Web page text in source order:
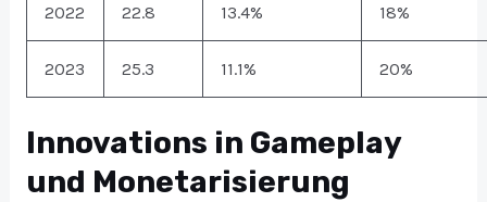
2022 22.8 13.4% 18%
2023 25.3 11.1% 20%
Innovations in Gameplay
und Monetarisierung